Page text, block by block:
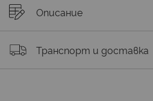
Описание
Транспорт и доставка